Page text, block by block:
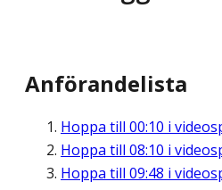
Anförandelista
Hoppa till 00:10 i
Hoppa till 08:10 i
Hoppa till 09:48 i